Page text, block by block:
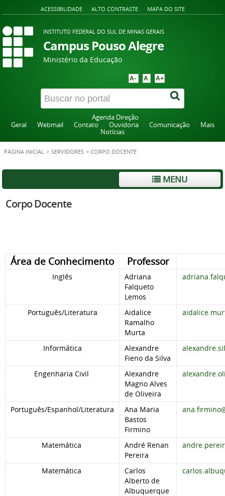
ACESSIBILIDADE ALTO CONTRASTE MAPA DO SITE
INSTITUTO FEDERAL DO SUL DE MINAS GERAIS
Campus Pouso Alegre
Ministério da Educação
A- A A+
Agenda Direção
Geral
Webmail Contato Ouvidoria Comunicação
Mais
Notícias
PÁGINA INICIAL > SERVIDORES > CORPO DOCENTE
MENU
Corpo Docente
Área de Conhecimento Professor
Inglês
Adriana
Falqueto
Lemos
Português/Literatura
Aidalice
Ramalho
Murta
Informática
Alexandre
Fieno da Silva
Engenharia Civil
Alexandre
Magno Alves
de Oliveira
Português/Espanhol/Literatura
Ana Maria
Bastos
Firmino
Matemática
André Renan
Pereira
Matemática
Carlos
Alberto de
Albuquerque